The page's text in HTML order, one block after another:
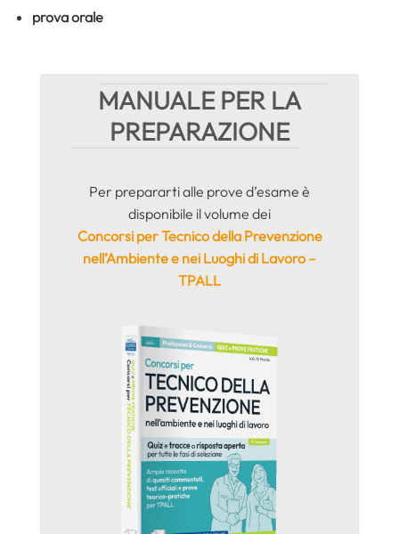
prova orale
MANUALE PER LA
PREPARAZIONE
Per prepararti alle prove d’esame è
disponibile il volume dei
Concorsi per Tecnico della Prevenzione
nell’Ambiente e nei Luoghi di Lavoro –
TPALL